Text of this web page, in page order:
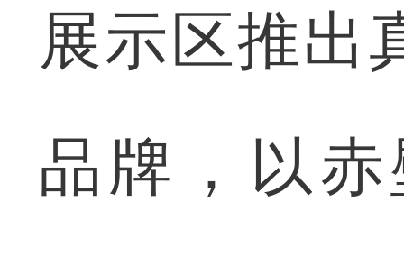
展示区推出
品牌，以